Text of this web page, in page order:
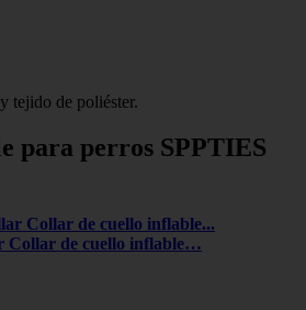
tejido de poliéster.
para perros SPPTIES
Collar de cuello inflable…